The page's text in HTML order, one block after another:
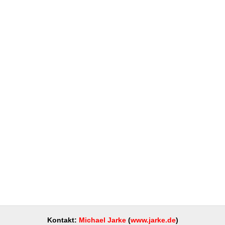
Kontakt: Michael Jarke(www.jarke.de)